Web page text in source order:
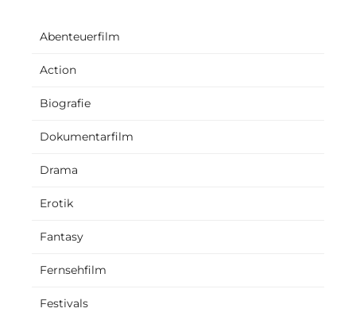
Abenteuerfilm
Action
Biografie
Dokumentarfilm
Drama
Erotik
Fantasy
Fernsehfilm
Festivals